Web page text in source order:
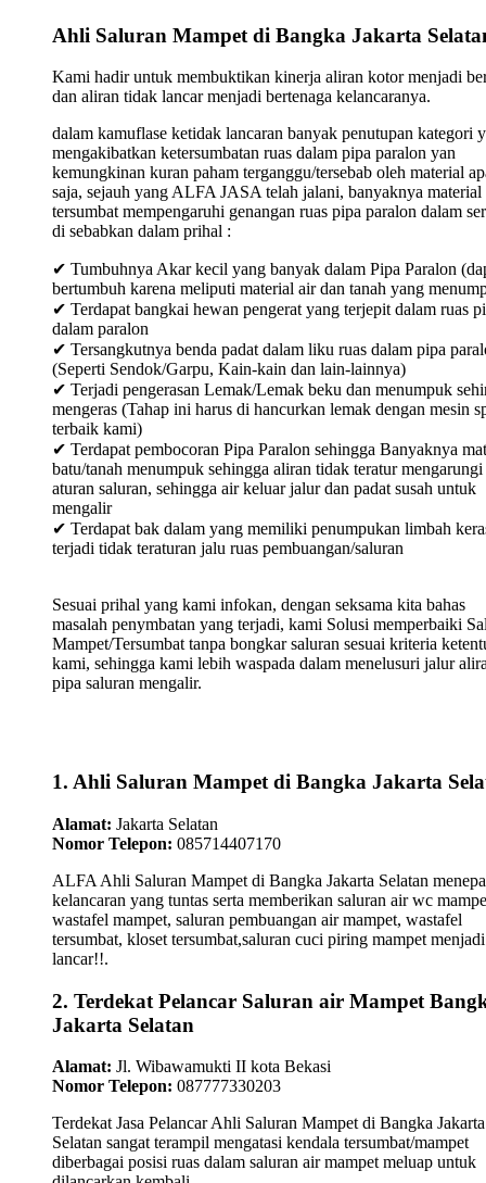
Ahli Saluran Mampet di Bangka Jakarta
Kami hadir untuk membuktikan kinerja aliran kotor menjadi
dan aliran tidak lancar menjadi bertenaga kelancaranya.
dalam kamuflase ketidak lancaran banyak penutupan kategori
mengakibatkan ketersumbatan ruas dalam pipa paralon yan
kemungkinan kuran paham terganggu/tersebab oleh material
saja, sejauh yang ALFA JASA telah jalani, banyaknya material
tersumbat mempengaruhi genangan ruas pipa paralon dalam
di sebabkan dalam prihal :
✔ Tumbuhnya Akar kecil yang banyak dalam Pipa Paralon
bertumbuh karena meliputi material air dan tanah yang
✔ Terdapat bangkai hewan pengerat yang terjepit dalam ruas
dalam paralon
✔ Tersangkutnya benda padat dalam liku ruas dalam pipa
(Seperti Sendok/Garpu, Kain-kain dan lain-lainnya)
✔ Terjadi pengerasan Lemak/Lemak beku dan menumpuk
mengeras (Tahap ini harus di hancurkan lemak dengan mesin
terbaik kami)
✔ Terdapat pembocoran Pipa Paralon sehingga Banyaknya
batu/tanah menumpuk sehingga aliran tidak teratur mengarungi
aturan saluran, sehingga air keluar jalur dan padat susah untuk
mengalir
✔ Terdapat bak dalam yang memiliki penumpukan limbah
terjadi tidak teraturan jalu ruas pembuangan/saluran
Sesuai prihal yang kami infokan, dengan seksama kita bahas
masalah penymbatan yang terjadi, kami Solusi memperbaiki
Mampet/Tersumbat tanpa bongkar saluran sesuai kriteria
kami, sehingga kami lebih waspada dalam menelusuri jalur
pipa saluran mengalir.
1. Ahli Saluran Mampet di Bangka Jakarta
Alamat: Jakarta Selatan
Nomor Telepon: 085714407170
ALFA Ahli Saluran Mampet di Bangka Jakarta Selatan
kelancaran yang tuntas serta memberikan saluran air wc
wastafel mampet, saluran pembuangan air mampet, wastafel
tersumbat, kloset tersumbat,saluran cuci piring mampet menjadi
lancar!!.
2. Terdekat Pelancar Saluran air Mampet
Jakarta Selatan
Alamat: Jl. Wibawamukti II kota Bekasi
Nomor Telepon: 087777330203
Terdekat Jasa Pelancar Ahli Saluran Mampet di Bangka Jakarta
Selatan sangat terampil mengatasi kendala tersumbat/mampet
diberbagai posisi ruas dalam saluran air mampet meluap untuk